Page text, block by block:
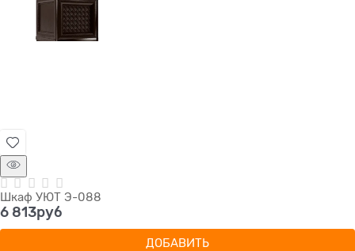
Шкаф УЮТ Э-088
6 813руб
ДОБАВИТЬ